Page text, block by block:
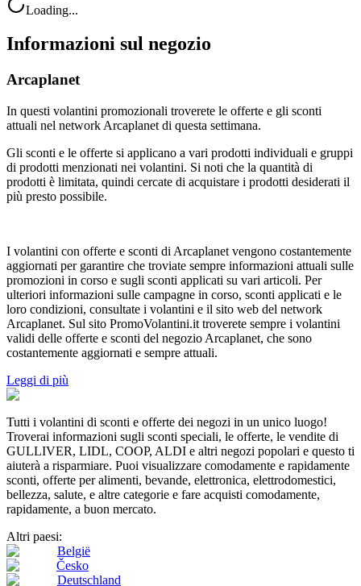
Loading...
Informazioni sul negozio
Arcaplanet
In questi volantini promozionali troverete le offerte e gli sconti
attuali nel network Arcaplanet di questa settimana.
Gli sconti e le offerte si applicano a vari prodotti individuali e gruppi
di prodotti menzionati nei volantini. Si noti che la quantità di
prodotti è limitata, quindi cercate di acquistare i prodotti desiderati il
più presto possibile.
I volantini con offerte e sconti di Arcaplanet vengono costantemente
aggiornati per garantire che troviate sempre informazioni attuali sulle
promozioni in corso e sugli sconti applicati su vari articoli. Per
ulteriori informazioni sulle campagne in corso, sconti applicati e le
loro condizioni, consultate i volantini e il sito web del network
Arcaplanet. Sul sito PromoVolantini.it troverete sempre i volantini
validi delle offerte e sconti del negozio Arcaplanet, che sono
costantemente aggiornati e sempre attuali.
Leggi di più
Tutti i volantini di sconti e offerte dei negozi in un unico luogo!
Troverai informazioni sugli sconti speciali, le offerte, le vendite di
GULLIVER, LIDL, COOP, ALDI e altri negozi popolari e questo ti
aiuterà a risparmiare. Puoi visualizzare comodamente e rapidamente
sconti, offerte per alimenti, bevande, elettronica, elettrodomestici,
bellezza, salute, e altre categorie e fare acquisti comodamente,
rapidamente, a buon mercato.
Altri paesi:
België
Česko
Deutschland